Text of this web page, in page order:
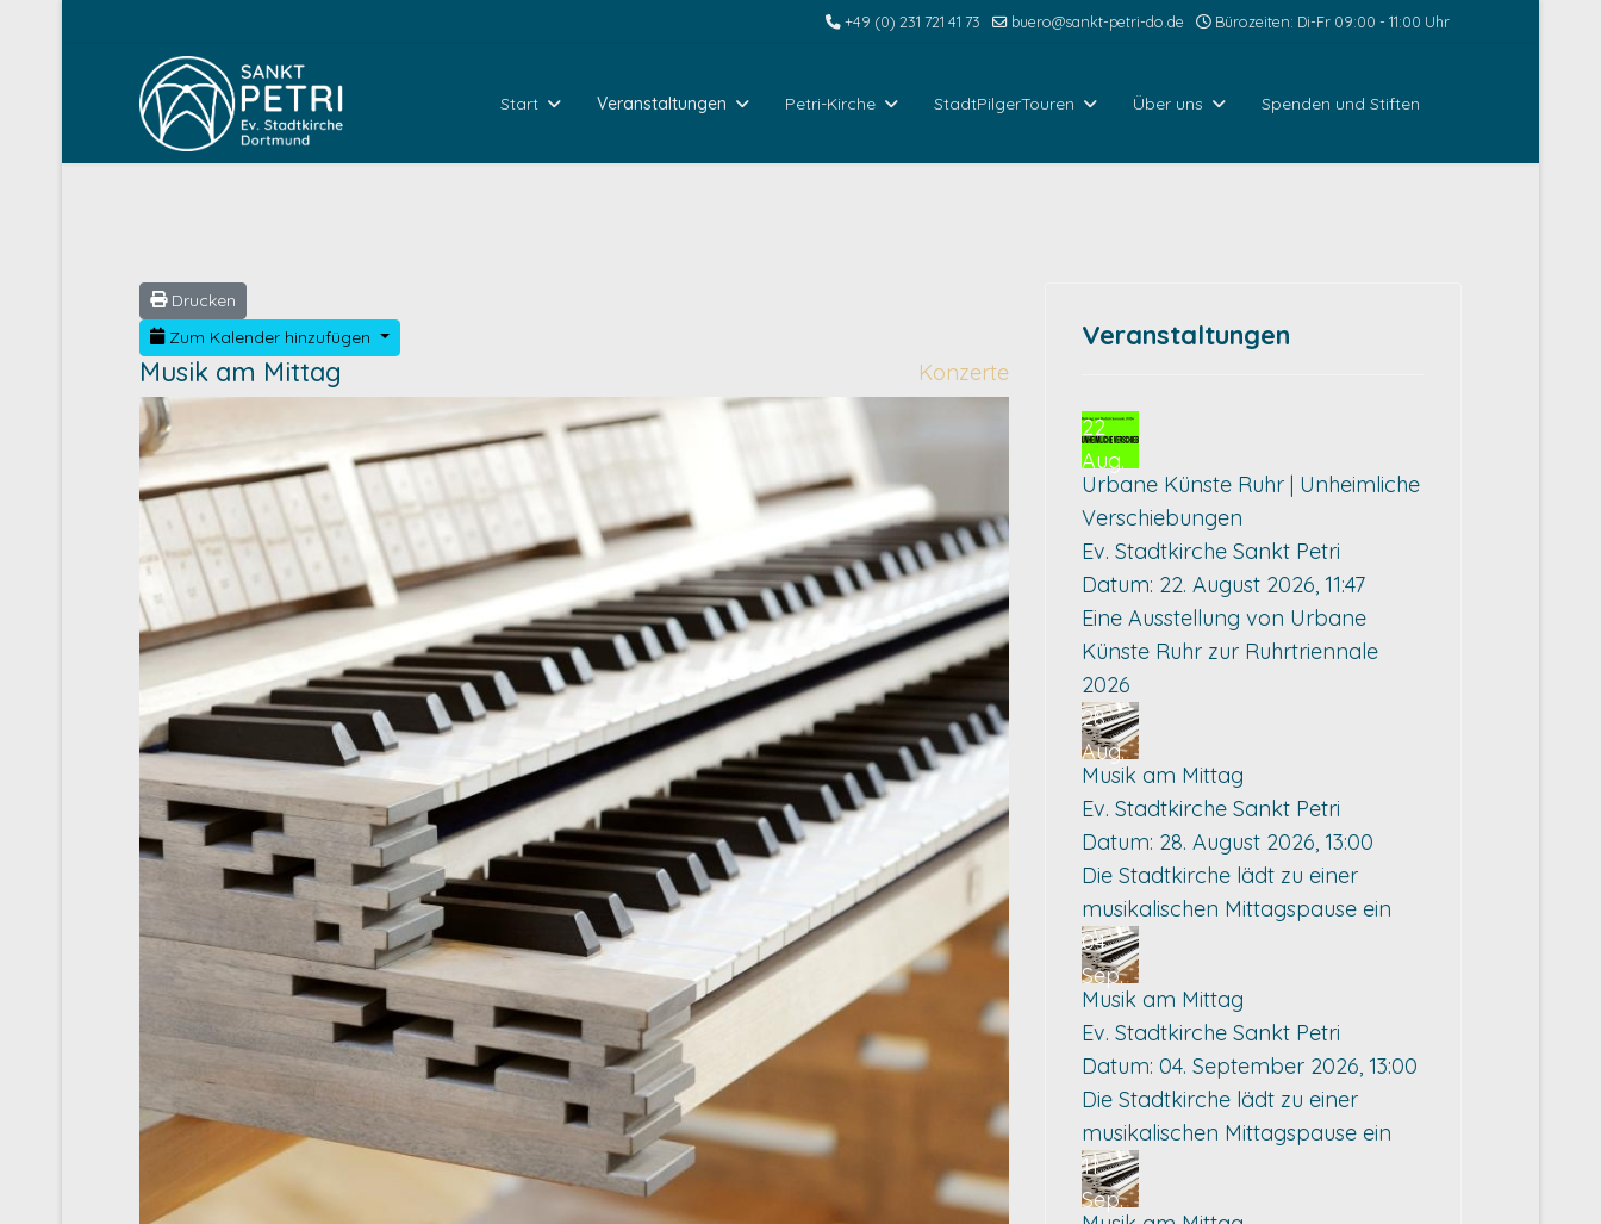
+49 (0) 231 721 41 73 buero@sankt-petri-do.de Bürozeiten: Di-Fr 09:00 - 11:00 Uhr
Start Veranstaltungen Petri-Kirche StadtPilgerTouren Über uns Spenden und Stiften
Drucken
Zum Kalender hinzufügen
Musik am Mittag Konzerte
Veranstaltungen
22
Aug.
Urbane Künste Ruhr | Unheimliche
Verschiebungen
Ev. Stadtkirche Sankt Petri
Datum: 22. August 2026, 11:47
Eine Ausstellung von Urbane
Künste Ruhr zur Ruhrtriennale
2026
28
Aug.
Musik am Mittag
Ev. Stadtkirche Sankt Petri
Datum: 28. August 2026, 13:00
Die Stadtkirche lädt zu einer
musikalischen Mittagspause ein
04
Sep.
Musik am Mittag
Ev. Stadtkirche Sankt Petri
Datum: 04. September 2026, 13:00
Die Stadtkirche lädt zu einer
musikalischen Mittagspause ein
11
Sep.